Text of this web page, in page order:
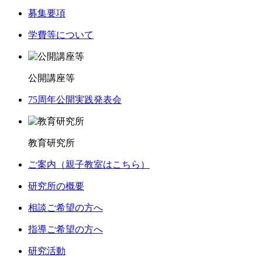
募集要項
学費等について
公開講座等
75周年公開実践発表会
教育研究所
ご案内（親子教室はこちら）
研究所の概要
相談ご希望の方へ
指導ご希望の方へ
研究活動